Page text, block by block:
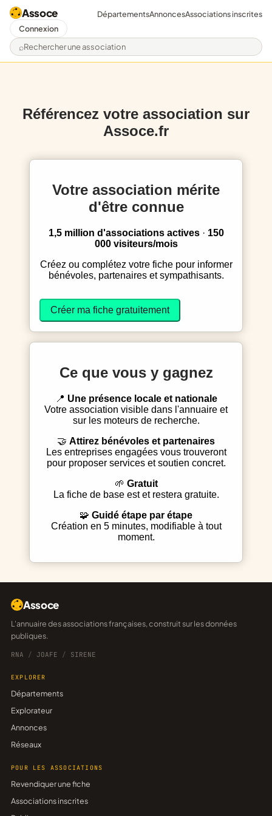
Assoce
Rechercher une association
DépartementsAnnoncesAssociations inscrites
Connexion
Référencez votre association sur
Assoce.fr
Votre association mérite
d'être connue
1,5 million d'associations actives· 150
000 visiteurs/mois
Créez ou complétez votre fiche pour informer
bénévoles, partenaires et sympathisants.
Créer ma fiche gratuitement
Ce que vous y gagnez
Une présence locale et nationale
Votre association visible dans l'annuaire et
sur les moteurs de recherche.
Attirez bénévoles et partenaires
Les entreprises engagées vous trouveront
pour proposer services et soutien concret.
Gratuit
La fiche de base est et restera gratuite.
Guidé étape par étape
Création en 5 minutes, modifiable à tout
moment.
Assoce
L'annuaire des associations françaises, construit sur les données
publiques.
RNA / JOAFE / SIRENE
EXPLORER
Départements
Explorateur
Annonces
Réseaux
POUR LES ASSOCIATIONS
Revendiquer une fiche
Associations inscrites